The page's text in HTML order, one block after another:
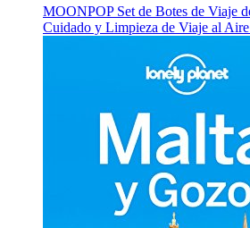
MOONPOP Set de Botes de Viaje
Cuidado y Limpieza de Viaje al